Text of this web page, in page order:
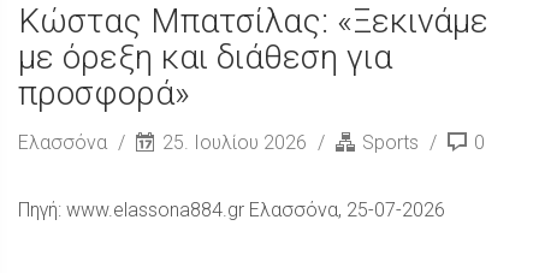
Κώστας Μπατσίλας: «Ξεκινάμε
με όρεξη και διάθεση για
προσφορά»
Ελασσόνα 25. Ιουλίου 2026 Sports 0
Πηγή: www.elassona884.gr Ελασσόνα, 25-07-2026